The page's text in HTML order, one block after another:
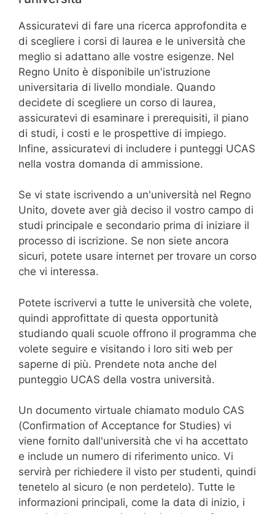
Assicuratevi di fare una ricerca approfondita e
di scegliere i corsi di laurea e le università che
meglio si adattano alle vostre esigenze. Nel
Regno Unito è disponibile un'istruzione
universitaria di livello mondiale. Quando
decidete di scegliere un corso di laurea,
assicuratevi di esaminare i prerequisiti, il piano
di studi, i costi e le prospettive di impiego.
Infine, assicuratevi di includere i punteggi UCAS
nella vostra domanda di ammissione.
Se vi state iscrivendo a un'università nel Regno
Unito, dovete aver già deciso il vostro campo di
studi principale e secondario prima di iniziare il
processo di iscrizione. Se non siete ancora
sicuri, potete usare internet per trovare un corso
che vi interessa.
Potete iscrivervi a tutte le università che volete,
quindi approfittate di questa opportunità
studiando quali scuole offrono il programma che
volete seguire e visitando i loro siti web per
saperne di più. Prendete nota anche del
punteggio UCAS della vostra università.
Un documento virtuale chiamato modulo CAS
(Confirmation of Acceptance for Studies) vi
viene fornito dall'università che vi ha accettato
e include un numero di riferimento unico. Vi
servirà per richiedere il visto per studenti, quindi
tenetelo al sicuro (e non perdetelo). Tutte le
informazioni principali, come la data di inizio, i